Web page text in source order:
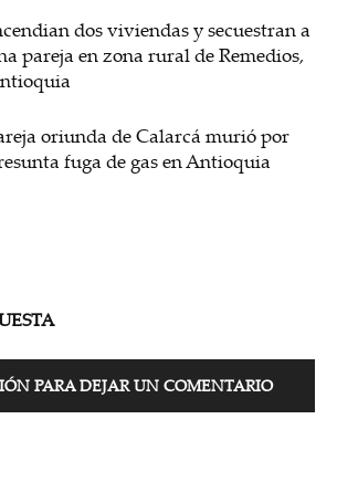
dos viviendas y secuestran a
pareja en zona rural de Remedios,
oriunda de Calarcá murió por
fuga de gas en Antioquia
PARA DEJAR UN COMENTARIO